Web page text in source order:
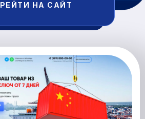
НА САЙТ